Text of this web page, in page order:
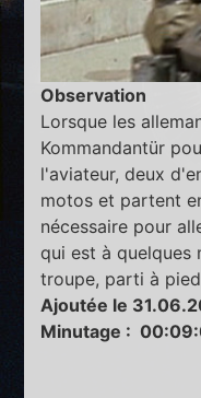
Observation
Lorsque les
Kommandantür
l'aviateur, deux
motos et partent
nécessaire pour
qui est à quelques
troupe, parti à
Ajoutée le
Minutage :